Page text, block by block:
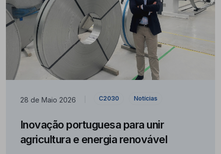
28 de Maio 2026 C2030 Notícias
Inovação portuguesa para unir
agricultura e energia renovável